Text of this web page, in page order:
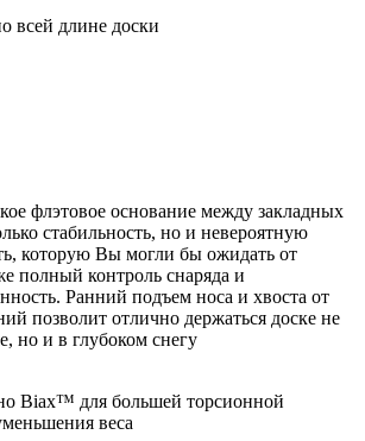
всей длине доски
флэтовое основание между закладных
стабильность, но и невероятную
которую Вы могли бы ожидать от
полный контроль снаряда и
Ранний подъем носа и хвоста от
позволит отлично держаться доске не
но и в глубоком снегу
Biax™ для большей торсионной
веса